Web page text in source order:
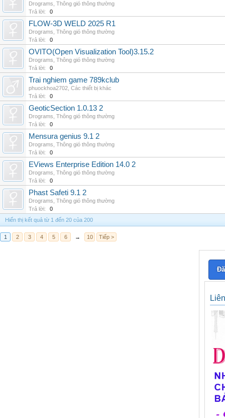
Drograms Thông gió thông thường
Trả lời:
0
FLOW-3D WELD 2025 R1
Drograms Thông gió thông thường
Trả lời:
0
OVITO(Open Visualization Tool)3.15.2
Drograms Thông gió thông thường
Trả lời:
0
Trai nghiem game 789kclub
phuockhoa2702 Các thiết bị khác
Trả lời:
0
GeoticSection 1.0.13 2
Drograms Thông gió thông thường
Trả lời:
0
Mensura genius 9.1 2
Drograms Thông gió thông thường
Trả lời:
0
EViews Enterprise Edition 14.0 2
Drograms Thông gió thông thường
Trả lời:
0
Phast Safeti 9.1 2
Drograms Thông gió thông thường
Trả lời:
0
Hiển thị kết quả từ 1 đến 20 của 200
1 2 3 4 5 6 → 10 Tiếp >